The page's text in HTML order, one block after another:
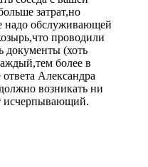
затрат,но
надо обслуживающей
проводили
документы (хоть
более в
Александра
возникать ни
исчерпывающий.